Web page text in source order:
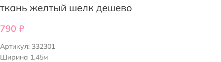
ткань желтый шелк дешево
790 ₽
Артикул: 332301
Ширина 1,45м